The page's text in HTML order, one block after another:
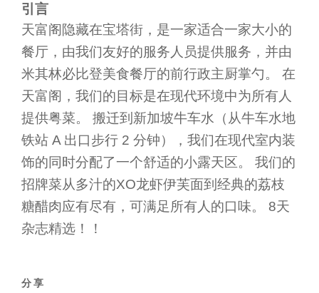
引言
天富阁隐藏在宝塔街，是一家适合一家大小的
餐厅，由我们友好的服务人员提供服务，并由
米其林必比登美食餐厅的前行政主厨掌勺。 在
天富阁，我们的目标是在现代环境中为所有人
提供粤菜。 搬迁到新加坡牛车水（从牛车水地
铁站 A 出口步行 2 分钟），我们在现代室内装
饰的同时分配了一个舒适的小露天区。 我们的
招牌菜从多汁的XO龙虾伊芙面到经典的荔枝
糖醋肉应有尽有，可满足所有人的口味。 8天
杂志精选！！
分享